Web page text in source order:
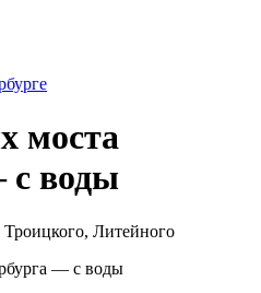
моста
с воды
Литейного